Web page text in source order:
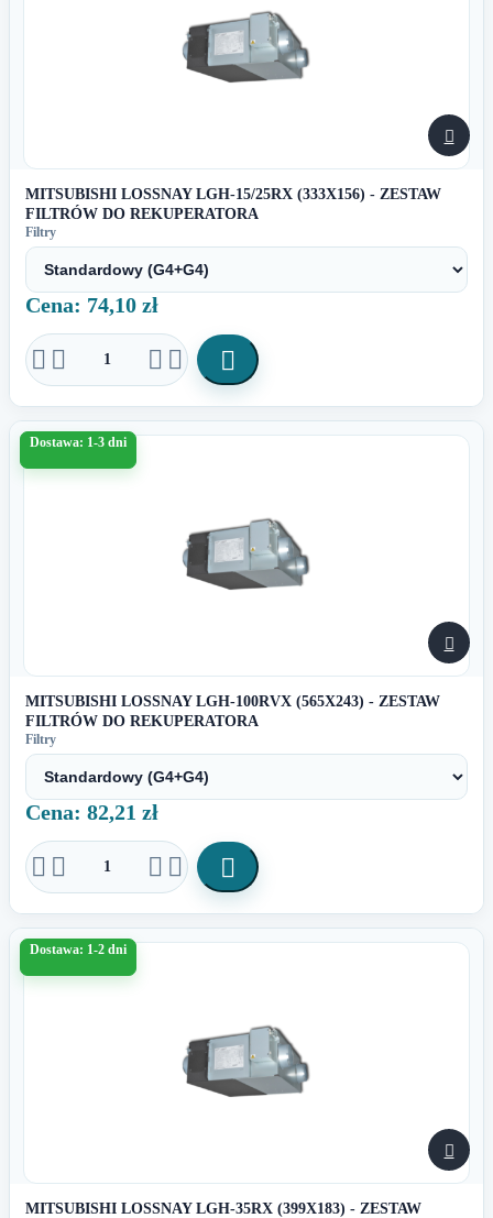

MITSUBISHI LOSSNAY LGH-15/25RX (333X156) - ZESTAW
FILTRÓW DO REKUPERATORA
Filtry
Cena: 74,10 zł
    
Dostawa: 1-3 dni

MITSUBISHI LOSSNAY LGH-100RVX (565X243) - ZESTAW
FILTRÓW DO REKUPERATORA
Filtry
Cena: 82,21 zł
    
Dostawa: 1-2 dni

MITSUBISHI LOSSNAY LGH-35RX (399X183) - ZESTAW